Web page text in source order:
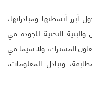
أنشطتها ومبادراتها،
التحتية للجودة في
المشترك، ولا سيما في
وتبادل المعلومات،